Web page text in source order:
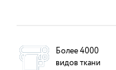
Более 4000
видов ткани